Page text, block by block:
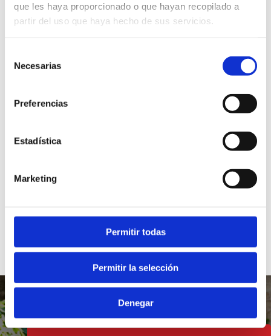
que les haya proporcionado o que hayan recopilado a
partir del uso que haya hecho de sus servicios.
Necesarias
Preferencias
Estadística
Marketing
Permitir todas
Permitir la selección
Denegar